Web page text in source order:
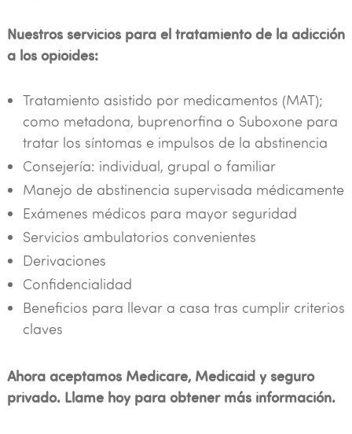
Nuestros servicios para el tratamiento de la adicción
a los opioides:
Tratamiento asistido por medicamentos (MAT);
como metadona, buprenorfina o Suboxone para
tratar los síntomas e impulsos de la abstinencia
Consejería: individual, grupal o familiar
Manejo de abstinencia supervisada médicamente
Exámenes médicos para mayor seguridad
Servicios ambulatorios convenientes
Derivaciones
Confidencialidad
Beneficios para llevar a casa tras cumplir criterios
claves
Ahora aceptamos Medicare, Medicaid y seguro
privado. Llame hoy para obtener más información.